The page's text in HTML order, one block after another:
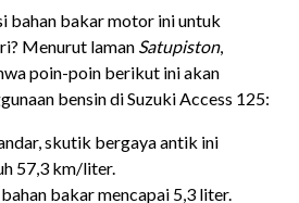
bahan bakar motor ini untuk
Menurut laman Satupiston,
poin-poin berikut ini akan
bensin di Suzuki Access 125:
skutik bergaya antik ini
57,3 km/liter.
bakar mencapai 5,3 liter.